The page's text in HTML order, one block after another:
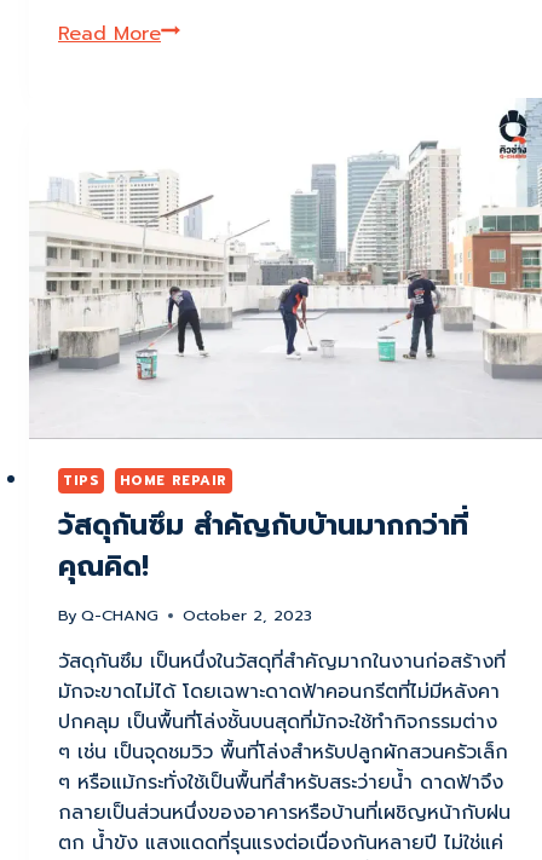
Read Moreวิธี
ด้วย
ตัว
เอง
ทำได้
ง่าย
กว่า
TIPS HOME REPAIR
วัสดุกันซึม สำคัญกับบ้านมากกว่าที่
คุณคิด!
By Q-CHANG October 2, 2023
วัสดุกันซึม เป็นหนึ่งในวัสดุที่สำคัญมากในงานก่อสร้างที่
มักจะขาดไม่ได้ โดยเฉพาะดาดฟ้าคอนกรีตที่ไม่มีหลังคา
ปกคลุม เป็นพื้นที่โล่งชั้นบนสุดที่มักจะใช้ทำกิจกรรมต่าง
ๆ เช่น เป็นจุดชมวิว พื้นที่โล่งสำหรับปลูกผักสวนครัวเล็ก
ๆ หรือแม้กระทั่งใช้เป็นพื้นที่สำหรับสระว่ายน้ำ ดาดฟ้าจึง
กลายเป็นส่วนหนึ่งของอาคารหรือบ้านที่เผชิญหน้ากับฝน
ตก น้ำขัง แสงแดดที่รุนแรงต่อเนื่องกันหลายปี ไม่ใช่แค่